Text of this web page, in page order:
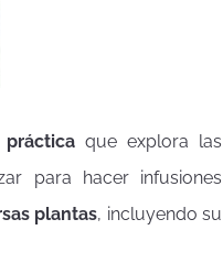
que explora las
para hacer infusiones
plantas, incluyendo su